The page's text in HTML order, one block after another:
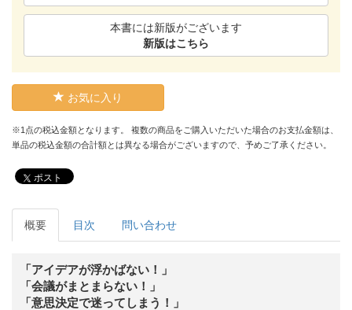
本書には新版がございます
新版はこちら
お気に入り
※1点の税込金額となります。 複数の商品をご購入いただいた場合のお支払金額は、
単品の税込金額の合計額とは異なる場合がございますので、予めご了承ください。
ポスト
概要 目次 問い合わせ
「アイデアが浮かばない！」
「会議がまとまらない！」
「意思決定で迷ってしまう！」